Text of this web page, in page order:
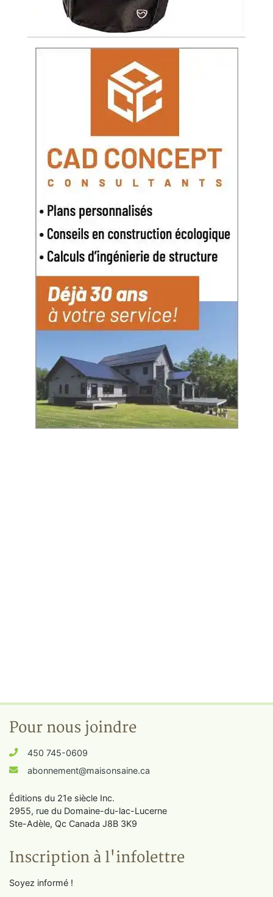
Pour nous joindre
450 745-0609
abonnement@maisonsaine.ca
Éditions du 21e siècle Inc.
2955, rue du Domaine-du-lac-Lucerne
Ste-Adèle, Qc Canada J8B 3K9
Inscription à l'infolettre
Soyez informé !